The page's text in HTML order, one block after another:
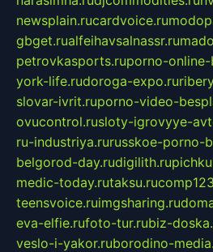
newsplain.rucardvoice.ru
gbget.rualfeihavsalnassr.ru
petrovkasports.ruporno-
york-life.rudoroga-expo.ru
slovar-ivrit.ruporno-video-
ovucontrol.rusloty-igrovyye-
ru-industriya.rurusskoe-porno-
belgorod-day.rudigilith.ru
medic-today.rutaksu.ru
teensvoice.ruimgsharing.ru
eva-elfie.rufoto-tur.rubiz-
veslo-i-yakor.ruborodino-